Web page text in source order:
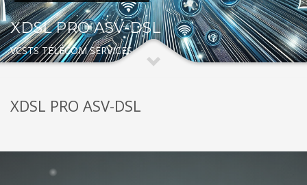
XDSL PRO ASV-DSL
VCSTS TÉLÉCOM SERVICES
XDSL PRO ASV-DSL